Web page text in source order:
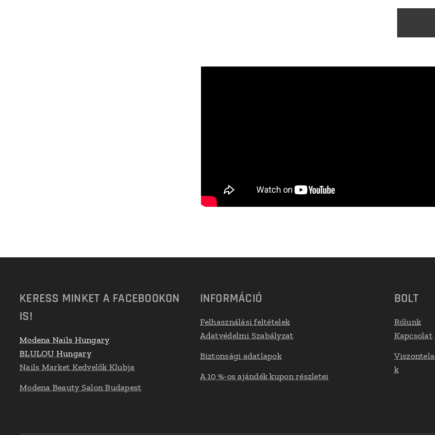
KERESS MINKET A FACEBOOKON
IS!
Modena Nails Hungary
BLULOU Hungary
Nails Market Kedvelők Klubja
Modena Beauty Salon Budapest
INFORMÁCIÓ
Felhasználási feltételek
Adatvédelmi Szabályzat
Biztonsági adatlapok
A 10 %-os ajándék kupon részletei
BOLT
Rólunk
Kapcsolat
k